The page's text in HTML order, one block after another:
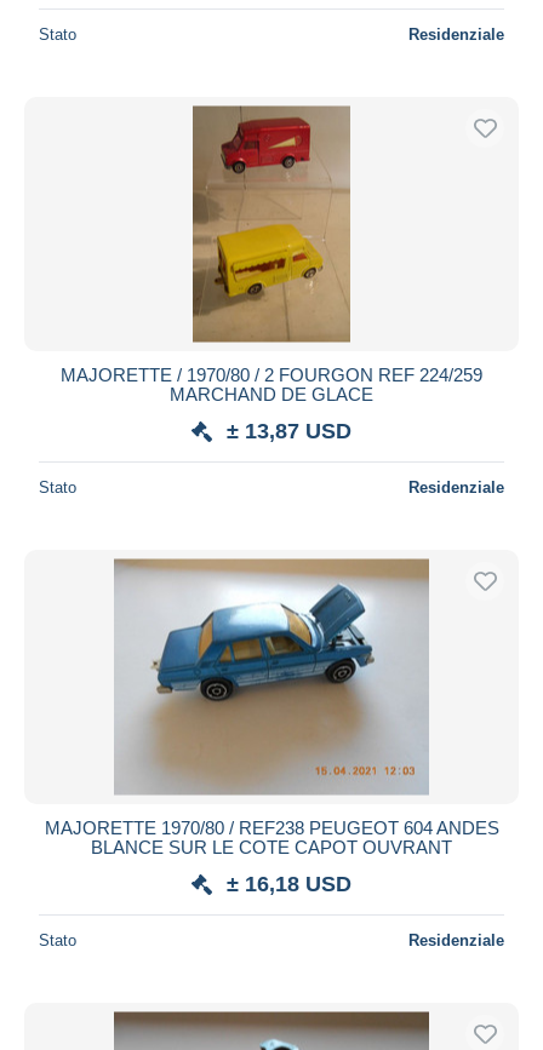
Stato Residenziale
MAJORETTE / 1970/80 / 2 FOURGON REF 224/259
MARCHAND DE GLACE
± 13,87 USD
Stato Residenziale
MAJORETTE 1970/80 / REF238 PEUGEOT 604 ANDES
BLANCE SUR LE COTE CAPOT OUVRANT
± 16,18 USD
Stato Residenziale